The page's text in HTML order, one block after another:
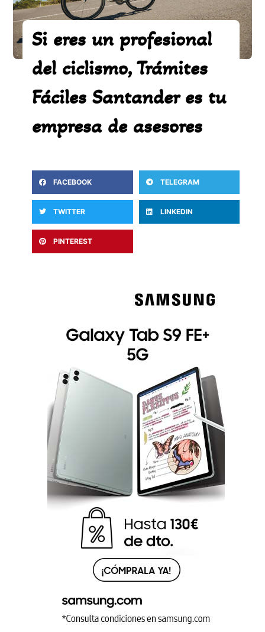
Si eres un profesional
del ciclismo, Trámites
Fáciles Santander es tu
empresa de asesores
FACEBOOK TELEGRAM
TWITTER LINKEDIN
PINTEREST